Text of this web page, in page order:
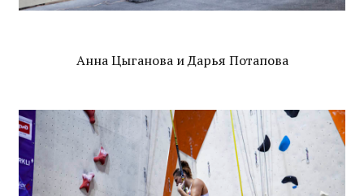
Анна Цыганова и Дарья Потапова